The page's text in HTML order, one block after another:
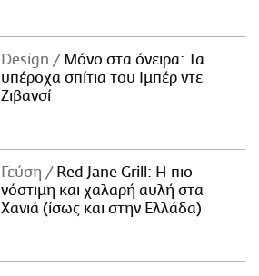
Design
Μόνο στα όνειρα: Τα
υπέροχα σπίτια του Ιμπέρ ντε
Ζιβανσί
Γεύση
Red Jane Grill: Η πιο
νόστιμη και χαλαρή αυλή στα
Χανιά (ίσως και στην Ελλάδα)